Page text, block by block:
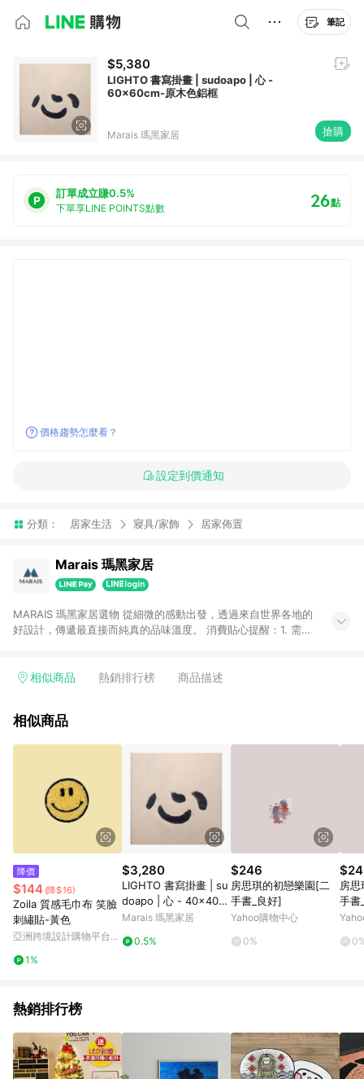
筆記
$5,380
LIGHTO 書寫掛畫 | sudoapo | 心 -
60x60cm-原木色鋁框
Marais 瑪黑家居 搶購
訂單成立賺0.5%
下單享LINE POINTS點數 26點
價格趨勢怎麼看？
設定到價通知
分類： 居家生活 寢具/家飾 居家佈置
Marais 瑪黑家居
MARAIS 瑪黑家居選物 從細微的感動出發，透過來自世界各地的
好設計，傳遞最直接而純真的品味溫度。 消費貼心提醒：1. 需透
APP下單，將不符合贈點資格。 3. 點數將於出貨後60天前後發
相似商品 熱銷排行榜 商品描述
相似商品
降價
$144 (降$16)
Zoila 質感毛巾布 笑臉
刺繡貼-黃色
亞洲跨境設計購物平台
1%
$3,280
LIGHTO 書寫掛畫 | su
doapo | 心 - 40x40c
m-黑胡桃色鋁框
Marais 瑪黑家居
0.5%
$246
房思琪的初戀樂園[二
手書_良好]
Yahoo購物中心
0%
房
手書
熱銷排行榜